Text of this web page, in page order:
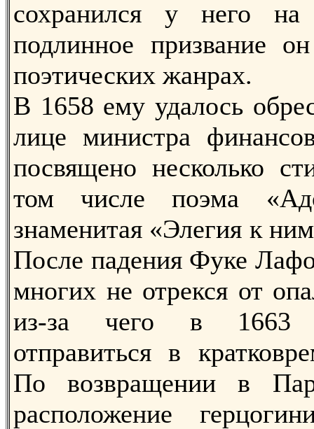
сохранился у него
подлинное призвание
поэтических жанрах.
В 1658 ему удалось
лице министра
посвящено несколько
том числе поэма
знаменитая «Элегия к
После падения Фуке
многих не отрекся от
из-за чего в 1663
отправиться в
По возвращении в
расположение